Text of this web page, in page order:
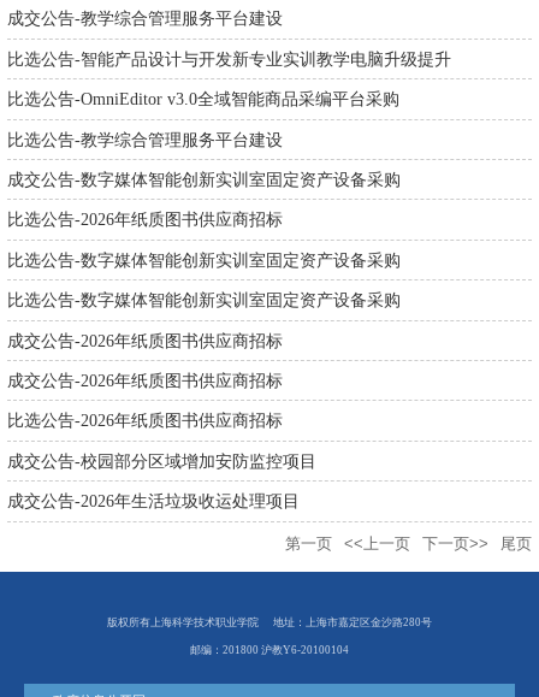
成交公告-教学综合管理服务平台建设
比选公告-智能产品设计与开发新专业实训教学电脑升级提升
比选公告-OmniEditor v3.0全域智能商品采编平台采购
比选公告-教学综合管理服务平台建设
成交公告-数字媒体智能创新实训室固定资产设备采购
比选公告-2026年纸质图书供应商招标
比选公告-数字媒体智能创新实训室固定资产设备采购
比选公告-数字媒体智能创新实训室固定资产设备采购
成交公告-2026年纸质图书供应商招标
成交公告-2026年纸质图书供应商招标
比选公告-2026年纸质图书供应商招标
成交公告-校园部分区域增加安防监控项目
成交公告-2026年生活垃圾收运处理项目
第一页 <<上一页 下一页>> 尾页
版权所有上海科学技术职业学院 地址：上海市嘉定区金沙路280号
邮编：201800 沪教Y6-20100104